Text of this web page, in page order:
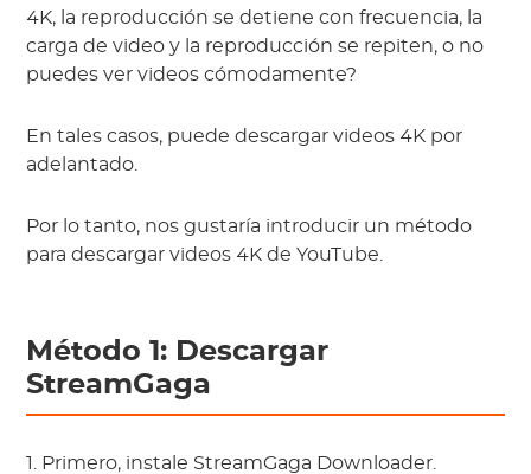
4K, la reproducción se detiene con frecuencia, la
carga de video y la reproducción se repiten, o no
puedes ver videos cómodamente?
En tales casos, puede descargar videos 4K por
adelantado.
Por lo tanto, nos gustaría introducir un método
para descargar videos 4K de YouTube.
Método 1: Descargar
StreamGaga
1. Primero, instale StreamGaga Downloader.